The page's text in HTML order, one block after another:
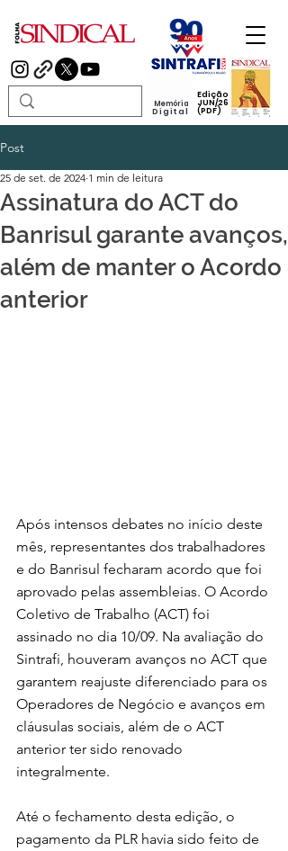
Edição
JUN/26
(PDF)
Memória
Digital
Post
Assinatura do ACT do
Banrisul garante avanços,
além de manter o Acordo
anterior
25 de set. de 2024 1 min de leitura
Após intensos debates no início deste
mês, representantes dos trabalhadores
e do Banrisul fecharam acordo que foi
aprovado pelas assembleias. O Acordo
Coletivo de Trabalho (ACT) foi
assinado no dia 10/09. Na avaliação do
Sintrafi, houveram avanços no ACT que
garantem reajuste diferenciado para os
Operadores de Negócio e avanços em
cláusulas sociais, além de o ACT
anterior ter sido renovado
integralmente.
Até o fechamento desta edição, o
pagamento da PLR havia sido feito de